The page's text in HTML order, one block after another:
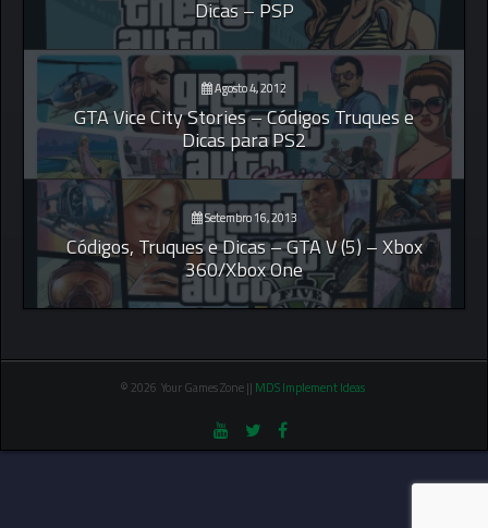
Dicas – PSP
Agosto 4, 2012
GTA Vice City Stories – Códigos Truques e
Dicas para PS2
Setembro 16, 2013
Códigos, Truques e Dicas – GTA V (5) – Xbox
360/Xbox One
© 2026 Your Games Zone || MDS Implement Ideas